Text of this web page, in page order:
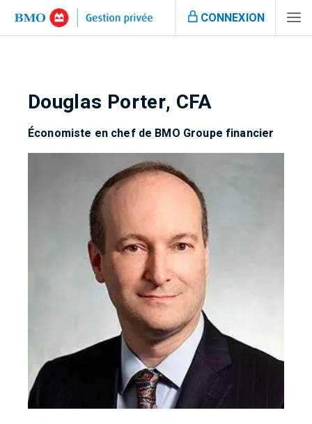
CONNEXION
Douglas Porter, CFA
Économiste en chef de BMO Groupe financier